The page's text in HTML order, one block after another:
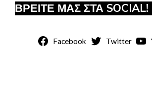
ΒΡΕΙΤΕ ΜΑΣ ΣΤΑ SOCIAL!
Facebook Twitter